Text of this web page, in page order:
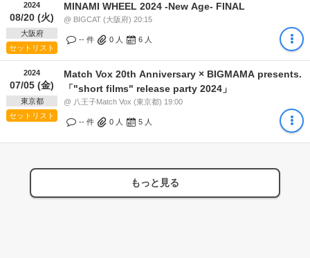
2024
08/20 (火)
大阪府
セットリスト
MINAMI WHEEL 2024 -New Age- FINAL
@ BIGCAT (大阪府) 20:15
-- 件 0 人 6 人
2024
07/05 (金)
東京都
セットリスト
Match Vox 20th Anniversary × BIGMAMA presents.
「"short films" release party 2024」
@ 八王子Match Vox (東京都) 19:00
-- 件 0 人 5 人
もっと見る